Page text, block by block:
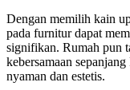
Dengan memilih kain
pada furnitur dapat
signifikan. Rumah pun
kebersamaan
nyaman dan estetis.